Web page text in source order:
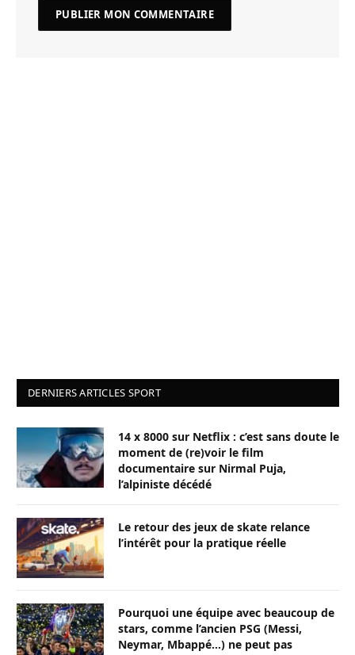
DERNIERS ARTICLES SPORT
14 x 8000 sur Netflix : c’est sans doute le
moment de (re)voir le film
documentaire sur Nirmal Puja,
l’alpiniste décédé
Le retour des jeux de skate relance
l’intérêt pour la pratique réelle
Pourquoi une équipe avec beaucoup de
stars, comme l’ancien PSG (Messi,
Neymar, Mbappé…) ne peut pas